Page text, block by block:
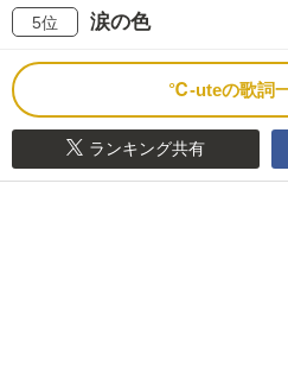
5位 涙の色
℃-uteの歌詞
ランキング共有